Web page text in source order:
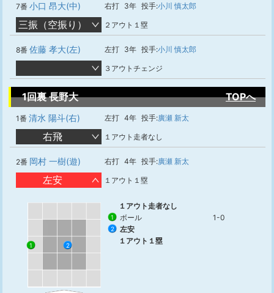
7番 小口 昂大(中) 右打 3年 投手:小川 慎太郎
三振（空振り） ２アウト１塁
8番 佐藤 孝大(左) 左打 3年 投手:小川 慎太郎
３アウトチェンジ
1回裏 長野大 TOPへ
1番 清水 陽斗(右) 左打 4年 投手:廣瀬 新太
右飛 １アウト走者なし
2番 岡村 一樹(遊) 右打 4年 投手:廣瀬 新太
左安 １アウト１塁
1 2
１アウト走者なし
1 ボール 1-0
2
左安
１アウト１塁